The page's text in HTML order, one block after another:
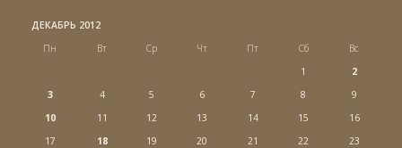
ДЕКАБРЬ 2012
Пн
Вт Ср Чт Пт Сб
Вс
1
2
3
4 5 6 7 8
9
10
11 12 13 14 15
16
17
18 19 20 21 22
23